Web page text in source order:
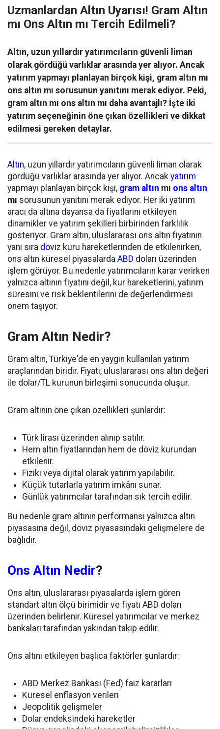
Uzmanlardan Altın Uyarısı! Gram Altın
mı Ons Altın mı Tercih Edilmeli?
Altın, uzun yıllardır yatırımcıların güvenli liman
olarak gördüğü varlıklar arasında yer alıyor. Ancak
yatırım yapmayı planlayan birçok kişi, gram altın mı
ons altın mı sorusunun yanıtını merak ediyor. Peki,
gram altın mı ons altın mı daha avantajlı? İşte iki
yatırım seçeneğinin öne çıkan özellikleri ve dikkat
edilmesi gereken detaylar.
Altın, uzun yıllardır yatırımcıların güvenli liman olarak
gördüğü varlıklar arasında yer alıyor. Ancak yatırım
yapmayı planlayan birçok kişi, gram altın mı ons altın
mı sorusunun yanıtını merak ediyor. Her iki yatırım
aracı da altına dayansa da fiyatlarını etkileyen
dinamikler ve yatırım şekilleri birbirinden farklılık
gösteriyor. Gram altın, uluslararası ons altın fiyatının
yanı sıra döviz kuru hareketlerinden de etkilenirken,
ons altın küresel piyasalarda ABD doları üzerinden
işlem görüyor. Bu nedenle yatırımcıların karar verirken
yalnızca altının fiyatını değil, kur hareketlerini, yatırım
süresini ve risk beklentilerini de değerlendirmesi
önem taşıyor.
Gram Altın Nedir?
Gram altın, Türkiye'de en yaygın kullanılan yatırım
araçlarından biridir. Fiyatı, uluslararası ons altın değeri
ile dolar/TL kurunun birleşimi sonucunda oluşur.
Gram altının öne çıkan özellikleri şunlardır:
Türk lirası üzerinden alınıp satılır.
Hem altın fiyatlarından hem de döviz kurundan
etkilenir.
Fiziki veya dijital olarak yatırım yapılabilir.
Küçük tutarlarla yatırım imkânı sunar.
Günlük yatırımcılar tarafından sık tercih edilir.
Bu nedenle gram altının performansı yalnızca altın
piyasasına değil, döviz piyasasındaki gelişmelere de
bağlıdır.
Ons Altın Nedir?
Ons altın, uluslararası piyasalarda işlem gören
standart altın ölçü birimidir ve fiyatı ABD doları
üzerinden belirlenir. Küresel yatırımcılar ve merkez
bankaları tarafından yakından takip edilir.
Ons altını etkileyen başlıca faktörler şunlardır:
ABD Merkez Bankası (Fed) faiz kararları
Küresel enflasyon verileri
Jeopolitik gelişmeler
Dolar endeksindeki hareketler